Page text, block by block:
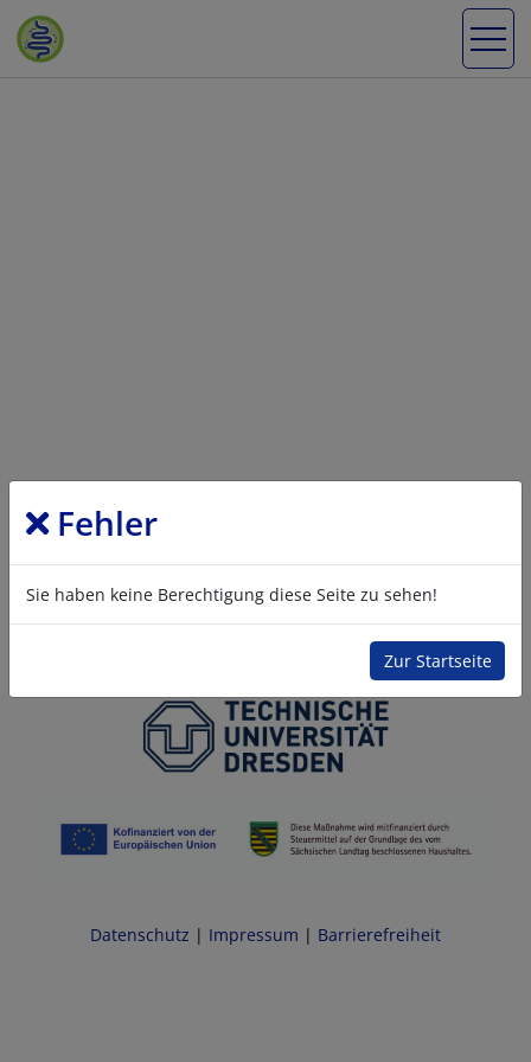
Fehler
Sie haben keine Berechtigung diese Seite zu sehen!
Zur Startseite
Datenschutz | Impressum | Barrierefreiheit